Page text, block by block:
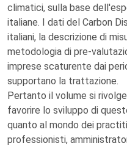
climatici, sulla base
italiane. I dati del Carbon
italiani, la descrizione di
metodologia di pre-
imprese scaturente dai
supportano la trattazione.
Pertanto il volume si
favorire lo sviluppo di
quanto al mondo dei
professionisti,